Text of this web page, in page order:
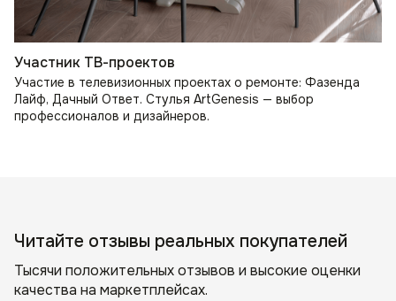
Участник ТВ-проектов
Участие в телевизионных проектах о ремонте: Фазенда
Лайф, Дачный Ответ. Стулья ArtGenesis — выбор
профессионалов и дизайнеров.
Читайте отзывы реальных покупателей
Тысячи положительных отзывов и высокие оценки
качества на маркетплейсах.